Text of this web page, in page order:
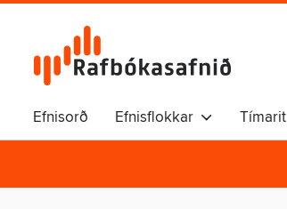
Efnisorð Efnisflokkar Tímarit